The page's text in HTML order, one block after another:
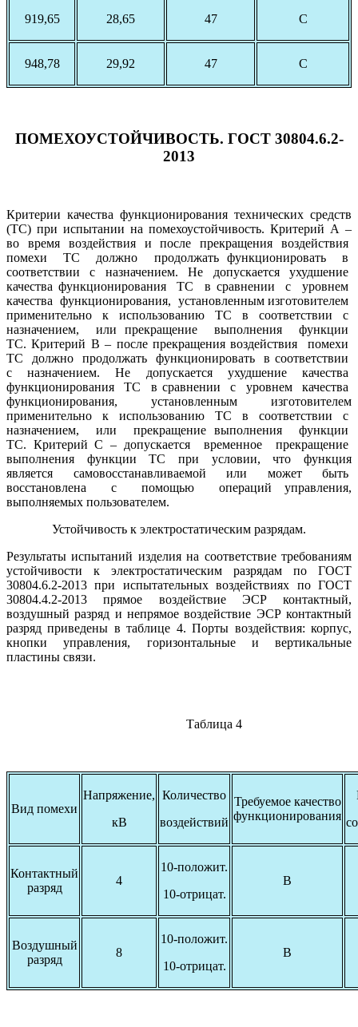
919,65 28,65 47 С
948,78 29,92 47 С
ПОМЕХОУСТОЙЧИВОСТЬ. ГОСТ 30804.6.2-
2013
Критерии качества функционирования технических средств
(ТС) при испытании на помехоустойчивость. Критерий А –
во время воздействия и после прекращения воздействия
помехи ТС должно продолжать функционировать в
соответствии с назначением. Не допускается ухудшение
качества функционирования ТС в сравнении с уровнем
качества функционирования, установленным изготовителем
применительно к использованию ТС в соответствии с
назначением, или прекращение выполнения функции
ТС. Критерий В – после прекращения воздействия помехи
ТС должно продолжать функционировать в соответствии
с назначением. Не допускается ухудшение качества
функционирования ТС в сравнении с уровнем качества
функционирования, установленным изготовителем
применительно к использованию ТС в соответствии с
назначением, или прекращение выполнения функции
ТС. Критерий С – допускается временное прекращение
выполнения функции ТС при условии, что функция
является самовосстанавливаемой или может быть
восстановлена с помощью операций управления,
выполняемых пользователем.
Устойчивость к электростатическим разрядам.
Результаты испытаний изделия на соответствие требованиям
устойчивости к электростатическим разрядам по ГОСТ
30804.6.2-2013 при испытательных воздействиях по ГОСТ
30804.4.2-2013 прямое воздействие ЭСР контактный,
воздушный разряд и непрямое воздействие ЭСР контактный
разряд приведены в таблице 4. Порты воздействия: корпус,
кнопки управления, горизонтальные и вертикальные
пластины связи.
Таблица 4
Вид помехи
Напряжение,
кВ
Количество
воздействий
Требуемое качество
функционирования
Контактный
разряд
4
10-положит.
10-отрицат.
В
Воздушный
разряд
8
10-положит.
10-отрицат.
В